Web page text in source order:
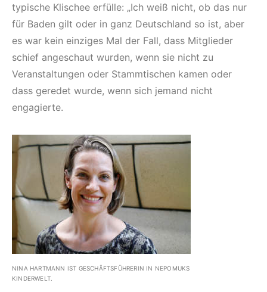
typische Klischee erfülle: „Ich weiß nicht, ob das nur
für Baden gilt oder in ganz Deutschland so ist, aber
es war kein einziges Mal der Fall, dass Mitglieder
schief angeschaut wurden, wenn sie nicht zu
Veranstaltungen oder Stammtischen kamen oder
dass geredet wurde, wenn sich jemand nicht
engagierte.
NINA HARTMANN IST GESCHÄFTSFÜHRERIN IN NEPOMUKS
KINDERWELT.